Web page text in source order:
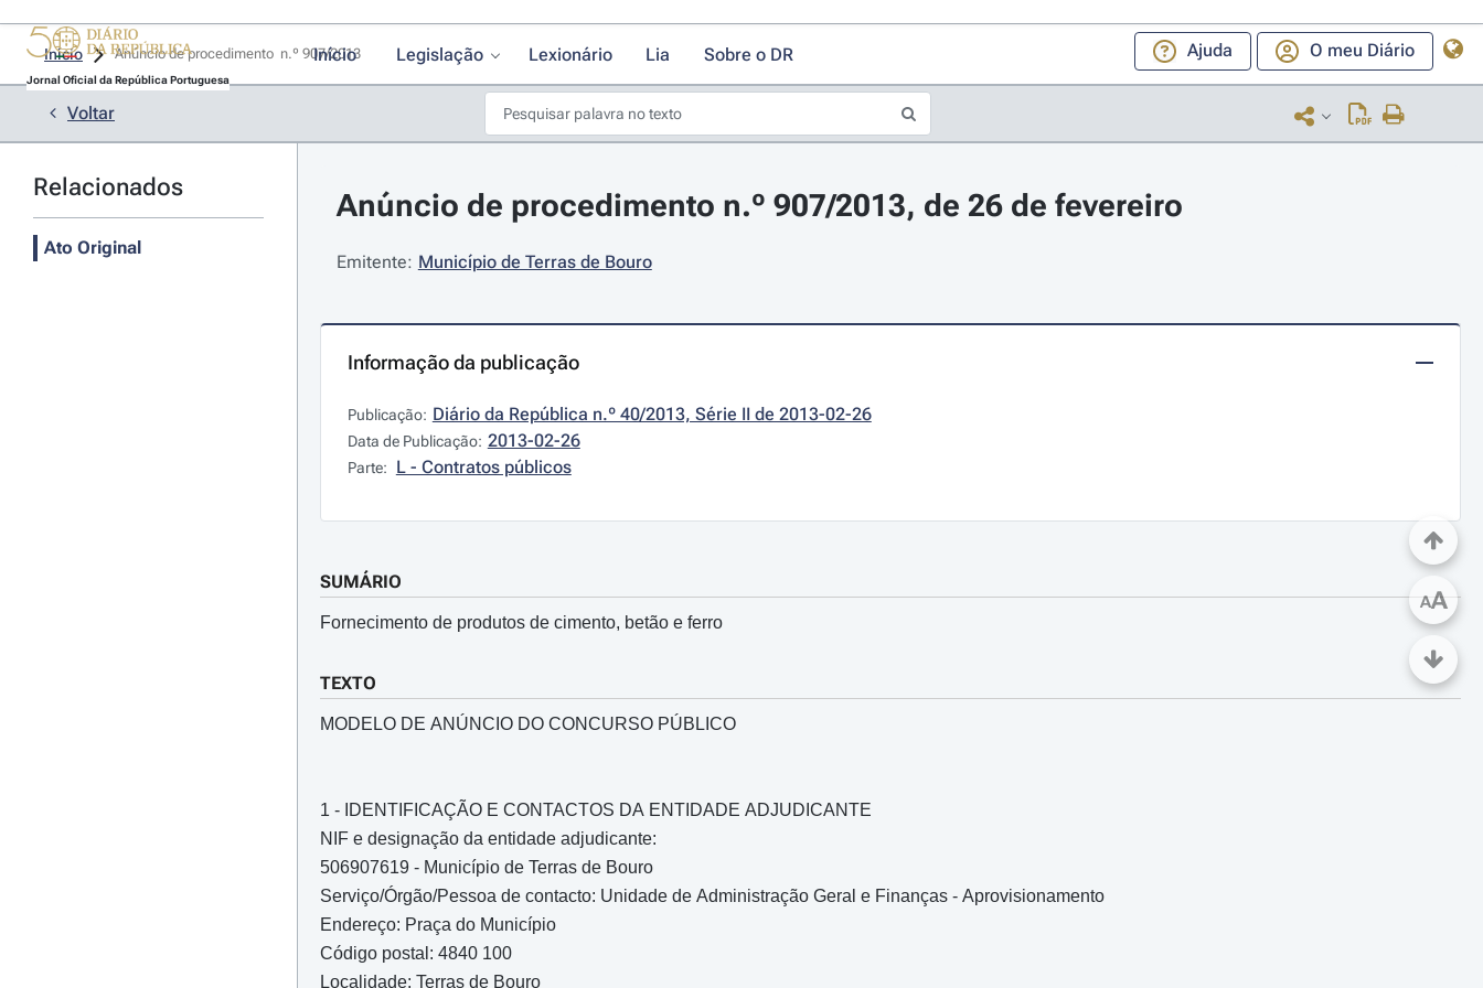
Jornal Oficial da República Portuguesa
Início Legislação Lexionário Lia Sobre o DR Ajuda O meu Diário
Início
Voltar
Relacionados
Ato Original
Anúncio de procedimento n.º 907/2013, de 26 de fevereiro
Emitente: Município de Terras de Bouro
Informação da publicação
Publicação: Diário da República n.º 40/2013, Série II de 2013-02-26
Data de Publicação: 2013-02-26
Parte: L - Contratos públicos
SUMÁRIO
Fornecimento de produtos de cimento, betão e ferro
TEXTO
MODELO DE ANÚNCIO DO CONCURSO PÚBLICO
1 - IDENTIFICAÇÃO E CONTACTOS DA ENTIDADE ADJUDICANTE
NIF e designação da entidade adjudicante:
506907619 - Município de Terras de Bouro
Serviço/Órgão/Pessoa de contacto: Unidade de Administração Geral e Finanças - Aprovisionamento
Endereço: Praça do Município
Código postal: 4840 100
Localidade: Terras de Bouro
AA